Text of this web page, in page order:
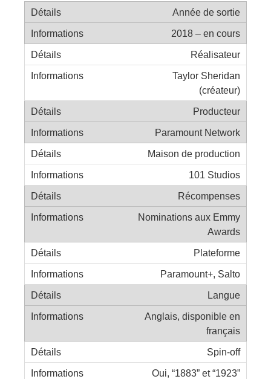
Année de sortie
2018 – en cours
Réalisateur
Taylor Sheridan
(créateur)
Producteur
Paramount Network
Maison de production
101 Studios
Récompenses
Nominations aux Emmy
Awards
Plateforme
Paramount+, Salto
Langue
Anglais, disponible en
français
Spin-off
Oui, “1883” et “1923”